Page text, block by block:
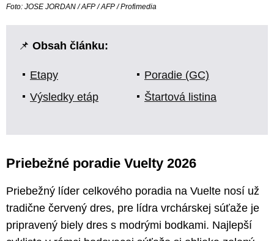
Foto: JOSE JORDAN / AFP / AFP / Profimedia
📌 Obsah článku:
Etapy
Poradie (GC)
Výsledky etáp
Štartová listina
Priebežné poradie Vuelty 2026
Priebežný líder celkového poradia na Vuelte nosí už
tradične červený dres, pre lídra vrchárskej súťaže je
pripravený biely dres s modrými bodkami. Najlepší